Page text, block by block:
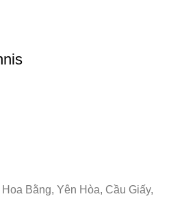
Bằng, Yên Hòa, Cầu Giấy,